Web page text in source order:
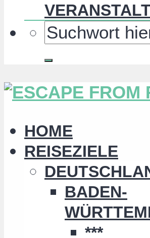
HOME
REISEZIELE
BADEN-
***